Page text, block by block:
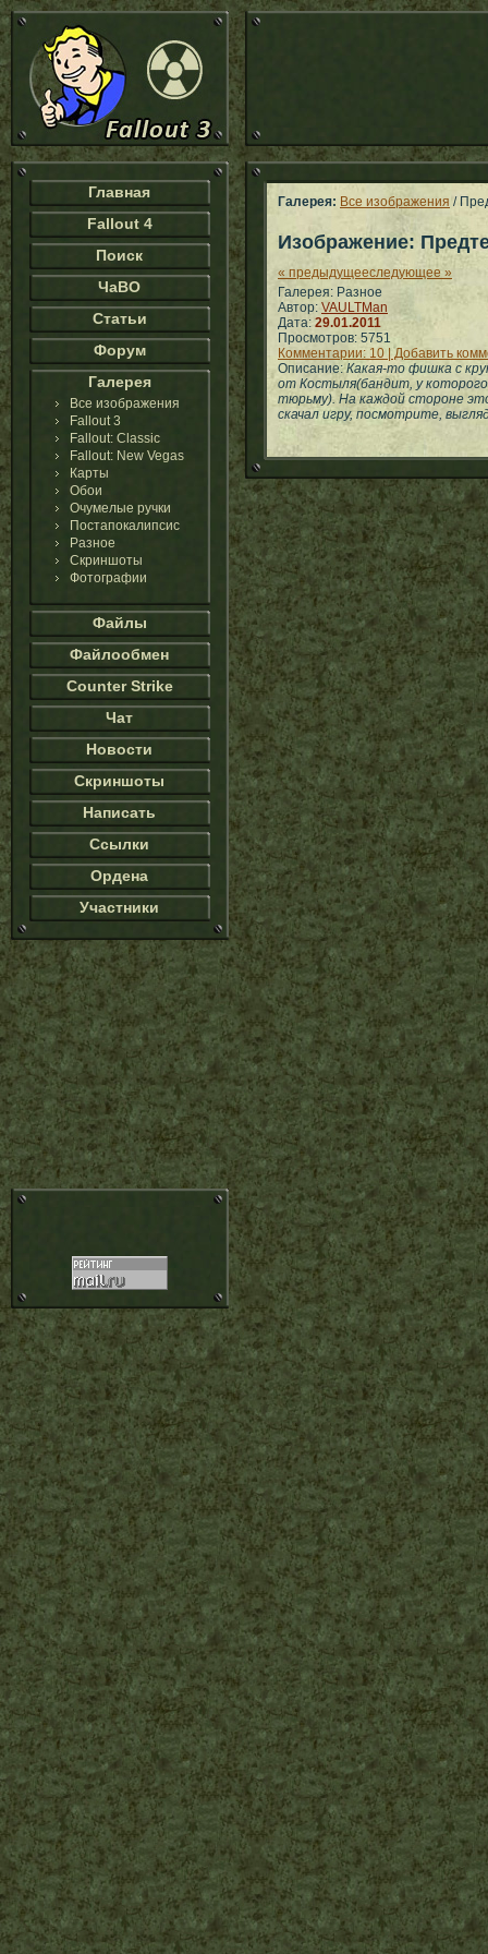
Главная
Fallout 4
Поиск
ЧаВО
Статьи
Форум
Галерея
Все изображения
Fallout 3
Fallout: Classic
Fallout: New Vegas
Карты
Обои
Очумелые ручки
Постапокалипсис
Разное
Скриншоты
Фотографии
Файлы
Файлообмен
Counter Strike
Чат
Новости
Скриншоты
Написать
Ссылки
Ордена
Участники
Галерея: Все изображения /
Изображение:
« предыдущееследующее »
Галерея: Разное
Автор: VAULTMan
Дата: 29.01.2011
Просмотров: 5751
Комментарии: 10 | Добавить
Описание:Какая-то фишка с
от Костыля(бандит, у
тюрьму). На каждой стороне
скачал игру, посмотрите,